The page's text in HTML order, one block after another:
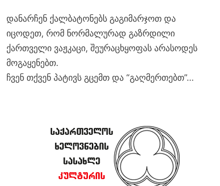
დანარჩენ ქალბატონებს გაგიმარჯოთ და
იცოდეთ, რომ ნორმალურად გაზრდილი
ქართველი ვაჟკაცი, შეურაცხყოფას არასოდეს
მოგაყენებთ.
ჩვენ თქვენ პატივს გცემთ და “გაღმერთებთ”…